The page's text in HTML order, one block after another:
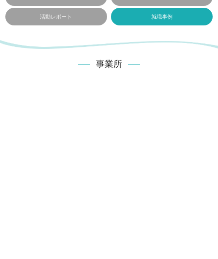
活動レポート 就職事例
事業所